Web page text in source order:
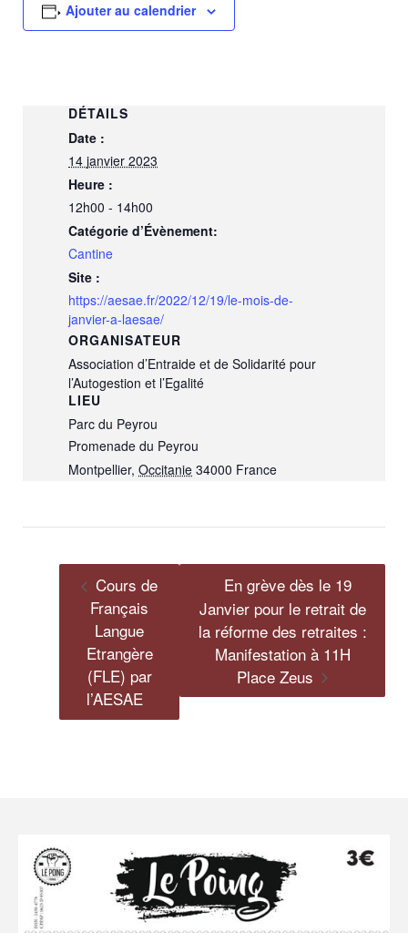
Ajouter au calendrier
DÉTAILS
Date :
14 janvier 2023
Heure :
12h00 - 14h00
Catégorie d’Évènement:
Cantine
Site :
https://aesae.fr/2022/12/19/le-mois-de-
janvier-a-laesae/
LIEU
Parc du Peyrou
Promenade du Peyrou
Montpellier, Occitanie 34000 France
ORGANISATEUR
Association d’Entraide et de Solidarité pour
l’Autogestion et l’Egalité
Cours de
Français
Langue
Etrangère
(FLE) par
l’AESAE
En grève dès le 19
Janvier pour le retrait de
la réforme des retraites :
Manifestation à 11H
Place Zeus